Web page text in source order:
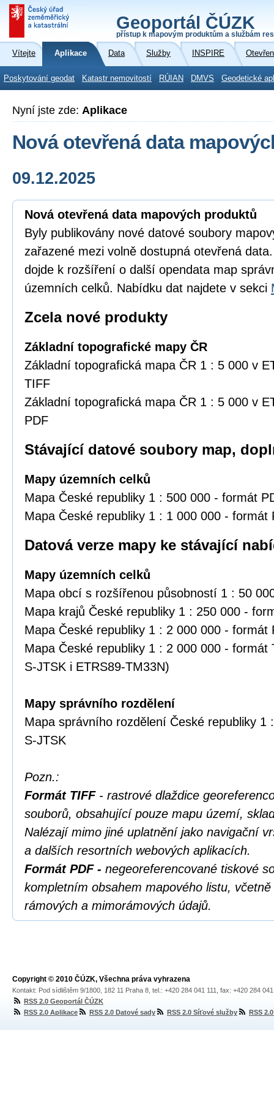
Geoportál ČÚZK
přístup k mapovým produktům a službám
Vítejte Aplikace Data Služby INSPIRE
Poskytování geodat Katastr nemovitostí RÚIAN DMVS Geodetické
Nyní jste zde: Aplikace
Nová otevřená data
09.12.2025
Nová otevřená data mapových produktů
Byly publikovány nové datové soubory
zařazené mezi volně dostupná otevřená
dojde k rozšíření o další opendata map
územních celků. Nabídku dat najdete v sekci
Zcela nové produkty
Základní topografické mapy ČR
Základní topografická mapa ČR 1 : 5 000 v
TIFF
Základní topografická mapa ČR 1 : 5 000 v
PDF
Stávající datové soubory map,
Mapy územních celků
Mapa České republiky 1 : 500 000 - formát
Mapa České republiky 1 : 1 000 000 - formát
Datová verze mapy ke stávající
Mapy územních celků
Mapa obcí s rozšířenou působností 1 : 50
Mapa krajů České republiky 1 : 250 000 -
Mapa České republiky 1 : 2 000 000 - formát
Mapa České republiky 1 : 2 000 000 - formát
S-JTSK i ETRS89-TM33N)
Mapy správního rozdělení
Mapa správního rozdělení České republiky 1
S-JTSK
Pozn.:
Formát TIFF- rastrové dlaždice
souborů, obsahující pouze mapu území,
Nalézají mimo jiné uplatnění jako navigační
a dalších resortních webových aplikacích.
Formát PDF - negeoreferencované tiskové
kompletním obsahem mapového listu,
rámových a mimorámových údajů.
Copyright © 2010 ČÚZK, Všechna práva vyhrazena
Kontakt: Pod sídlištěm 9/1800, 182 11 Praha 8, tel.: +420 284 041 111, fax: +420 284
RSS 2.0 Geoportál ČÚZK
RSS 2.0 Aplikace
RSS 2.0 Datové sady RSS 2.0 Síťové služby RSS